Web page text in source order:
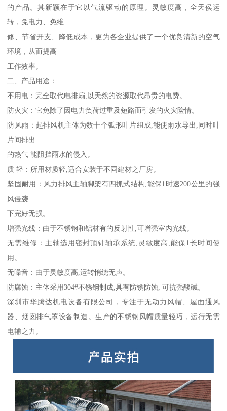
的产品。其新颖在于它以气流驱动的原理。灵敏度高，全天侯运
转，免电力、免维
修、节省开支、降低成本，更为各企业提供了一个优良清新的空气
环境，从而提高
工作效率。
二、产品用途：
不用电：完全取代电排扇,以天然的资源取代昂贵的电费。
防火灾：它免除了因电力负荷过重及短路而引发的火灾险情。
防风雨：起排风机主体为数十个弧形叶片组成,能使雨水导出,同时叶
片间排出
的热气 能阻挡雨水的侵入。
质 轻：所用材质轻,适合安装于不同建材之厂房。
坚固耐用：风力排风主轴脚架有四抓式结构,能保1时速200公里的强
风侵袭
下完好无损。
增强光线：由于不锈钢和铝材有的反射性,可增强室内光线。
无需维修：主轴选用密封顶针轴承系统,灵敏度高,能保1长时间使
用。
无噪音：由于灵敏度高,运转悄绕无声。
防腐蚀：主体采用304#不锈钢制成,具有防锈防蚀, 可抗强酸碱。
深圳市华腾达机电设备有限公司，专注于无动力风帽、屋面通风
器、烟囱排气罩设备制造。生产的不锈钢风帽质量轻巧，运行无需
电辅之力。